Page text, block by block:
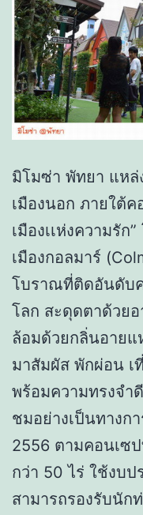
มิโมซ่า พัทยา แห
เมืองนอก ภายใต้
เมืองเเห่งความรั
เมืองกอลมาร์
โบราณที่ติดอันดับ
โลก สะดุดตาด้วย
ล้อมด้วยกลิ่นอายแ
มาสัมผัส พักผ่อน เ
พร้อมความทรงจำ
ชมอย่างเป็นทางก
2556 ตามคอนเซ
กว่า 50 ไร่ ใช้งบ
สามารถรองรับนัก